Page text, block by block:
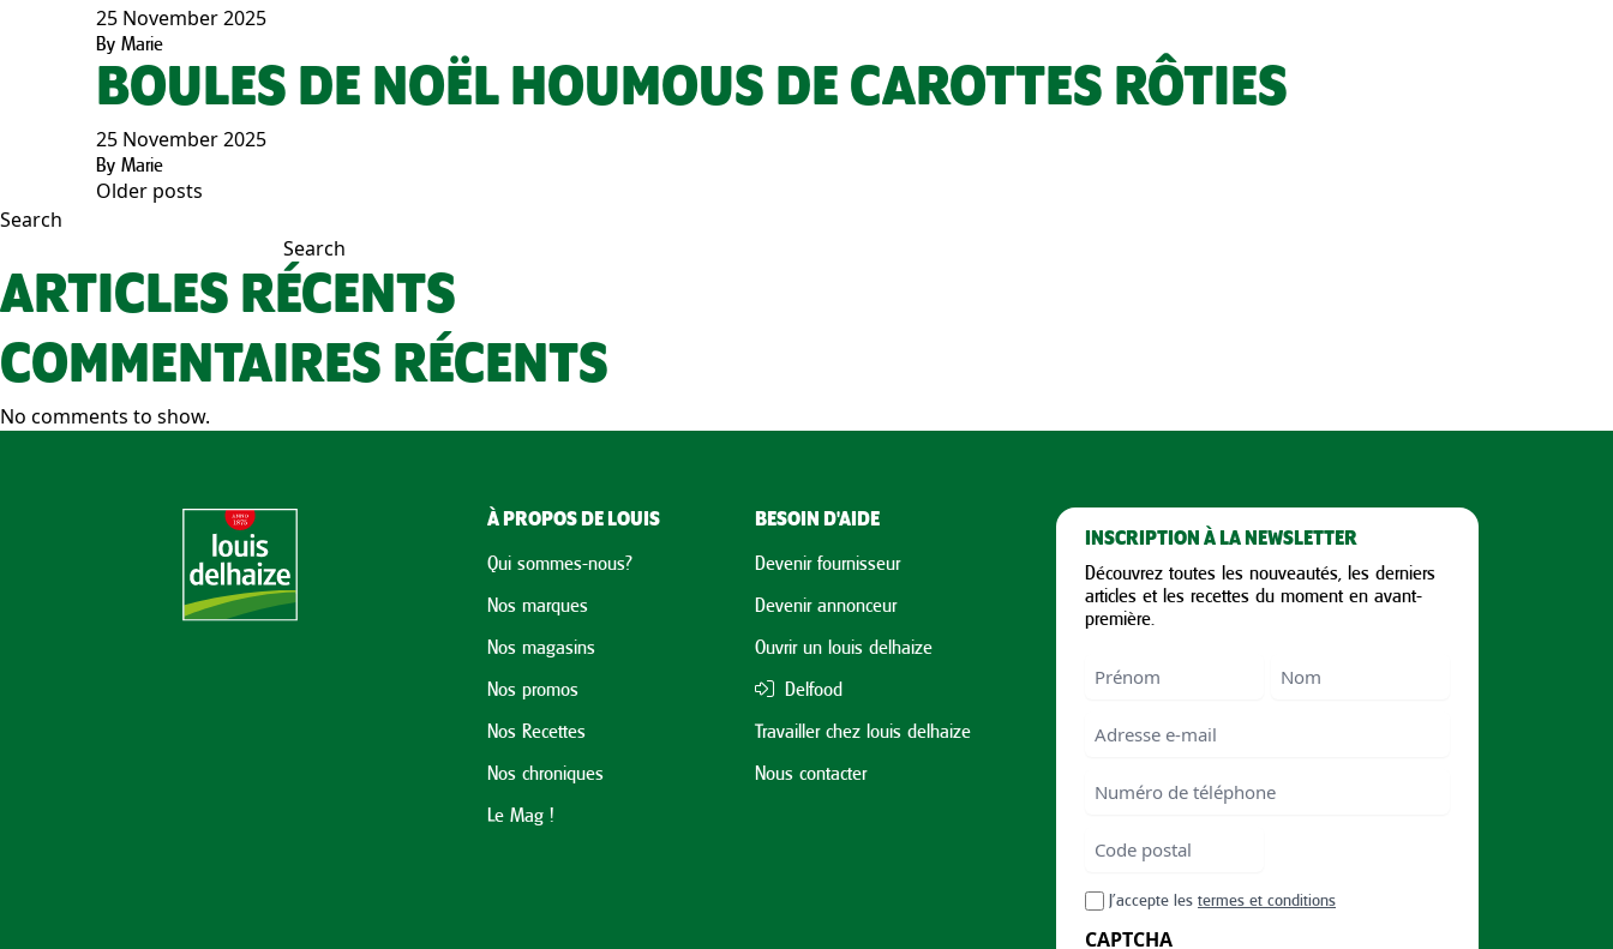
25 November 2025
By Marie
BOULES DE NOËL HOUMOUS DE CAROTTES RÔTIES
25 November 2025
By Marie
POSTS
NAVIGATION
Older posts
Search
Search
ARTICLES RÉCENTS
COMMENTAIRES RÉCENTS
No comments to show.
À PROPOS DE LOUIS
Qui sommes-nous?
Nos marques
Nos magasins
Nos promos
Nos Recettes
Nos chroniques
Le Mag !
BESOIN D'AIDE
Devenir fournisseur
Devenir annonceur
Ouvrir un louis delhaize
Delfood
Travailler chez louis delhaize
Nous contacter
INSCRIPTION À LA NEWSLETTER
Découvrez toutes les nouveautés, les derniers
articles et les recettes du moment en avant-
première.
Nom
Email
Numéro
téléphone
Code
postal
Code
postal
RGPDJ’accepte les termes et conditions
CAPTCHA